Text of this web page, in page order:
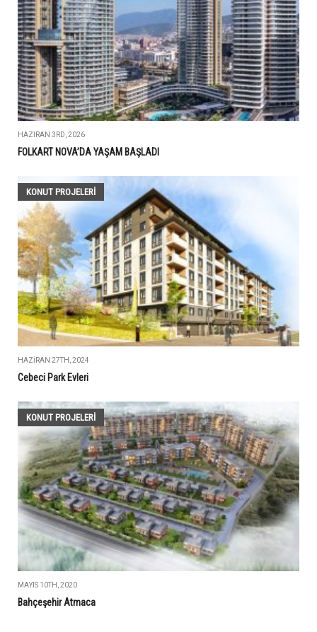
HAZIRAN 3RD, 2026
FOLKART NOVA’DA YAŞAM BAŞLADI
KONUT PROJELERI
HAZIRAN 27TH, 2024
Cebeci Park Evleri
KONUT PROJELERI
MAYIS 10TH, 2020
Bahçeşehir Atmaca